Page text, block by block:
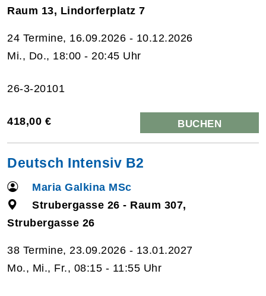
Raum 13, Lindorferplatz 7
24 Termine, 16.09.2026 - 10.12.2026
Mi., Do., 18:00 - 20:45 Uhr
26-3-20101
418,00 € BUCHEN
Deutsch Intensiv B2
Maria Galkina MSc
Strubergasse 26 - Raum 307,
Strubergasse 26
38 Termine, 23.09.2026 - 13.01.2027
Mo., Mi., Fr., 08:15 - 11:55 Uhr